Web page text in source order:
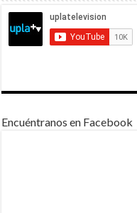
Encuéntranos en Facebook